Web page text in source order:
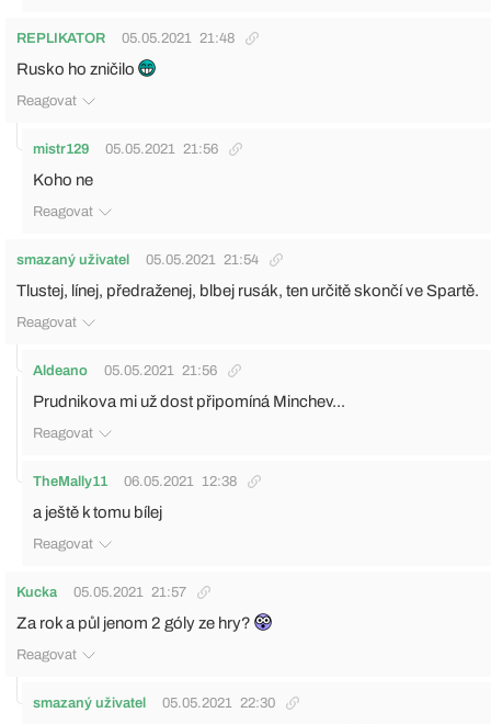
REPLIKATOR 05.05.2021 21:48
Rusko ho zničilo
Reagovat
mistr129 05.05.2021 21:56
Koho ne
Reagovat
smazaný uživatel 05.05.2021 21:54
Tlustej, línej, předraženej, blbej rusák, ten určitě skončí ve Spartě.
Reagovat
Aldeano 05.05.2021 21:56
Prudnikova mi už dost připomíná Minchev...
Reagovat
TheMally11 06.05.2021 12:38
a ještě k tomu bílej
Reagovat
Kucka 05.05.2021 21:57
Za rok a půl jenom 2 góly ze hry?
Reagovat
smazaný uživatel 05.05.2021 22:30